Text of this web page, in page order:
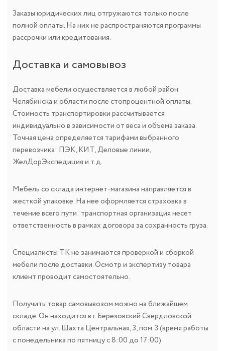
Заказы юридических лиц отгружаются только после
полной оплаты. На них не распространяются программы
рассрочки или кредитования.
Доставка и самовывоз
Доставка мебели осуществляется в любой район
Челябинска и области после стопроцентной оплаты.
Стоимость транспортировки рассчитывается
индивидуально в зависимости от веса и объема заказа.
Точная цена определяется тарифами выбранного
перевозчика: ПЭК, КИТ, Деловые линии,
ЖелДорЭкспедиция и т.д.
Мебель со склада интернет-магазина направляется в
жесткой упаковке. На нее оформляется страховка в
течение всего пути: транспортная организация несет
ответственность в рамках договора за сохранность груза.
Специалисты ТК не занимаются проверкой и сборкой
мебели после доставки. Осмотр и экспертизу товара
клиент проводит самостоятельно.
Получить товар самовывозом можно на ближайшем
складе. Он находится в г. Березовский Свердловской
области на ул. Шахта Центральная, 3, пом. 3 (время работы
с понедельника по пятницу с 8:00 до 17:00).